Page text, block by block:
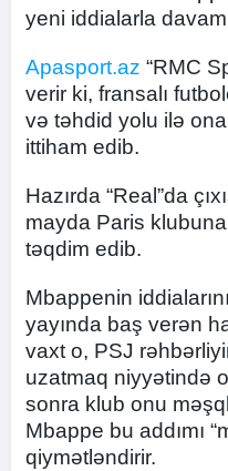
yeni iddialarla
Apasport.az “RMC
verir ki, fransalı
və təhdid yolu ilə
ittiham edib.
Hazırda “Real”da
mayda Paris
təqdim edib.
Mbappenin
yayında baş verən
vaxt o, PSJ
uzatmaq niyyətində
sonra klub onu
Mbappe bu addımı
qiymətləndirir.